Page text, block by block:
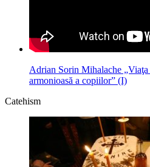
Adrian Sorin Mihalache
armonioasă a copiilor” (I)
Catehism